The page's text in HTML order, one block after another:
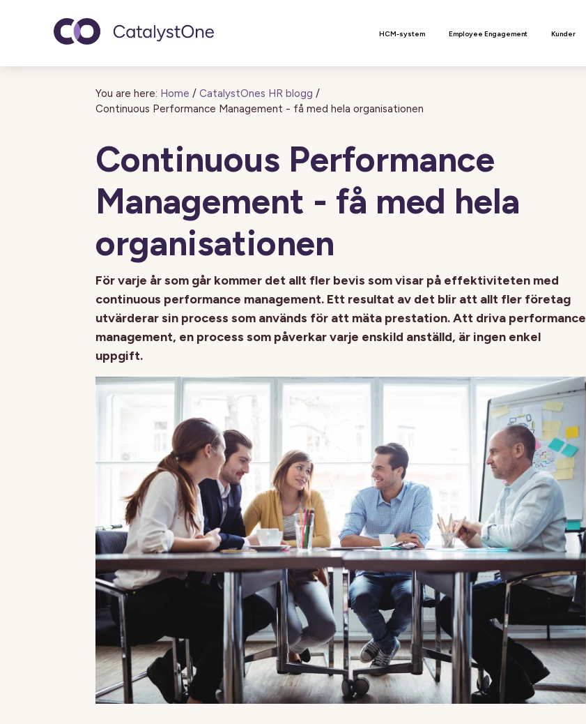
Toggle navigation HCM-system Employee Engagement Kunder
You are here: Home / CatalystOnes HR blogg /
Continuous Performance Management - få med hela organisationen
Continuous Performance
Management - få med hela
organisationen
För varje år som går kommer det allt fler bevis som visar på effektiviteten med
continuous performance management. Ett resultat av det blir att allt fler företag
utvärderar sin process som används för att mäta prestation. Att driva performance
management, en process som påverkar varje enskild anställd, är ingen enkel
uppgift.